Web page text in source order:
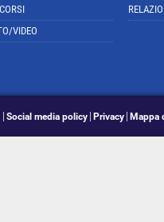
VIDEO
Social media policy Privacy Mappa